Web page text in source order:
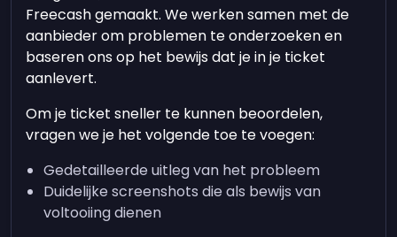
Freecash gemaakt. We werken samen met de
aanbieder om problemen te onderzoeken en
baseren ons op het bewijs dat je in je ticket
aanlevert.
Om je ticket sneller te kunnen beoordelen,
vragen we je het volgende toe te voegen:
Gedetailleerde uitleg van het probleem
Duidelijke screenshots die als bewijs van
voltooiing dienen